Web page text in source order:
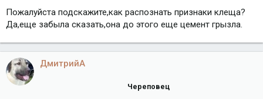
Пожалуйста подскажите,как распознать признаки клеща?
Да,еще забыла сказать,она до этого еще цемент грызла.
ДмитрийА
Череповец